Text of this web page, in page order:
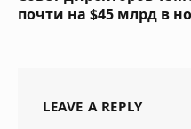
почти на $45 млрд в
LEAVE A REPLY